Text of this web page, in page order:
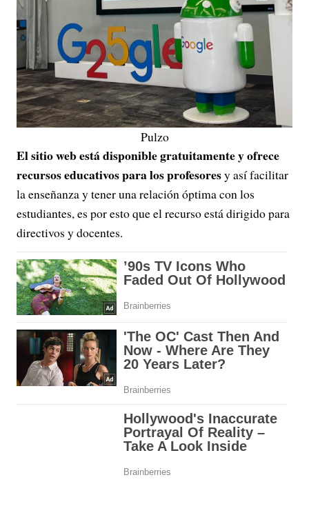
Pulzo
El sitio web está disponible gratuitamente y ofrece
recursos educativos para los profesoresy así facilitar
la enseñanza y tener una relación óptima con los
estudiantes, es por esto que el recurso está dirigido para
directivos y docentes.